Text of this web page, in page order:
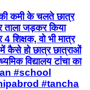
की कमी के चलते छात्र
जड़कर किया
शिक्षक, वो भी मात्र
में कैसे हो छात्र छात्राओं
विद्यालय टांचा का
#school
#tancha